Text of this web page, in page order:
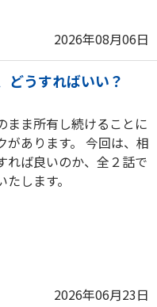
2026年08月06日
どうすればいい？
まま所有し続けることに
があります。 今回は、相
れば良いのか、全２話で
します。
2026年06月23日